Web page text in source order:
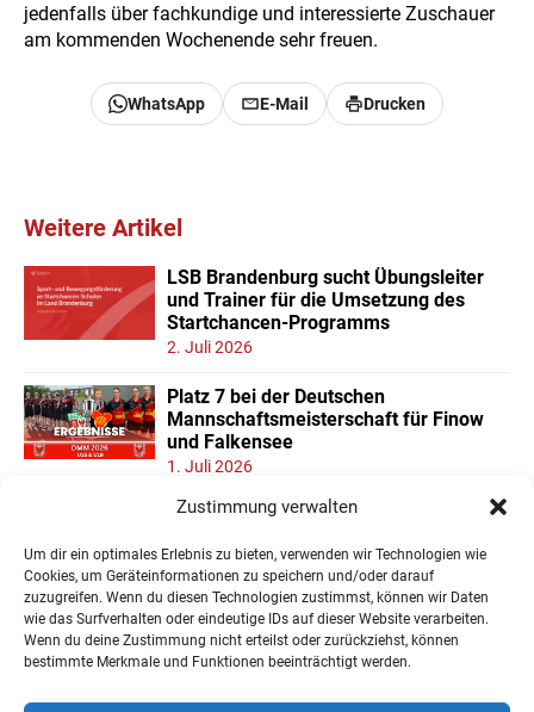
Zustimmung verwalten
Um dir ein optimales Erlebnis zu bieten, verwenden wir Technologien wie
Cookies, um Geräteinformationen zu speichern und/oder darauf
zuzugreifen. Wenn du diesen Technologien zustimmst, können wir Daten
wie das Surfverhalten oder eindeutige IDs auf dieser Website verarbeiten.
Wenn du deine Zustimmung nicht erteilst oder zurückziehst, können
bestimmte Merkmale und Funktionen beeinträchtigt werden.
jedenfalls über fachkundige und interessierte Zuschauer
am kommenden Wochenende sehr freuen.
WhatsApp E-Mail Drucken
Weitere Artikel
LSB Brandenburg sucht Übungsleiter
und Trainer für die Umsetzung des
Startchancen-Programms
2. Juli 2026
Platz 7 bei der Deutschen
Mannschaftsmeisterschaft für Finow
und Falkensee
1. Juli 2026
Neuer Teilnehmerrekord und Finower
Landesmannschaftspokal U11/13
22. Juni 2026
« Ältere Einträge